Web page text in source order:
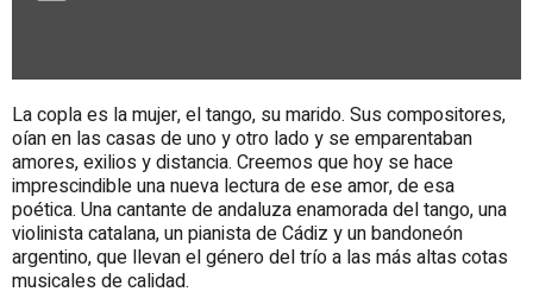
La copla es la mujer, el tango, su marido. Sus compositores,
oían en las casas de uno y otro lado y se emparentaban
amores, exilios y distancia. Creemos que hoy se hace
imprescindible una nueva lectura de ese amor, de esa
poética. Una cantante de andaluza enamorada del tango, una
violinista catalana, un pianista de Cádiz y un bandoneón
argentino, que llevan el género del trío a las más altas cotas
musicales de calidad.